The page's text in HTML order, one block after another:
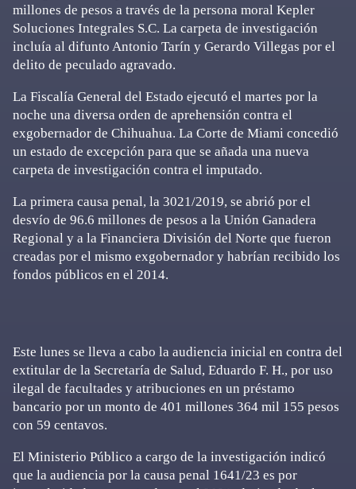
millones de pesos a través de la persona moral Kepler
Soluciones Integrales S.C. La carpeta de investigación
incluía al difunto Antonio Tarín y Gerardo Villegas por el
delito de peculado agravado.
La Fiscalía General del Estado ejecutó el martes por la
noche una diversa orden de aprehensión contra el
exgobernador de Chihuahua. La Corte de Miami concedió
un estado de excepción para que se añada una nueva
carpeta de investigación contra el imputado.
La primera causa penal, la 3021/2019, se abrió por el
desvío de 96.6 millones de pesos a la Unión Ganadera
Regional y a la Financiera División del Norte que fueron
creadas por el mismo exgobernador y habrían recibido los
fondos públicos en el 2014.
Este lunes se lleva a cabo la audiencia inicial en contra del
extitular de la Secretaría de Salud, Eduardo F. H., por uso
ilegal de facultades y atribuciones en un préstamo
bancario por un monto de 401 millones 364 mil 155 pesos
con 59 centavos.
El Ministerio Público a cargo de la investigación indicó
que la audiencia por la causa penal 1641/23 es por